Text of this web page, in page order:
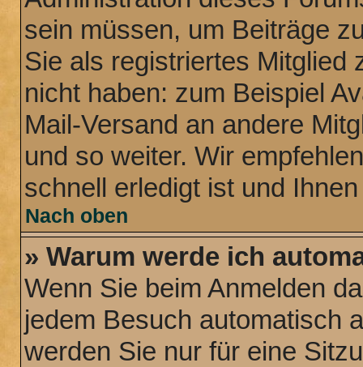
sein müssen, um Beiträge
Sie als registriertes Mitglied
nicht haben: zum Beispiel
Mail-Versand an andere
und so weiter. Wir
schnell erledigt ist und
Nach oben
» Warum werde ich
Wenn Sie beim Anmelden
jedem Besuch automatisch
werden Sie nur für eine